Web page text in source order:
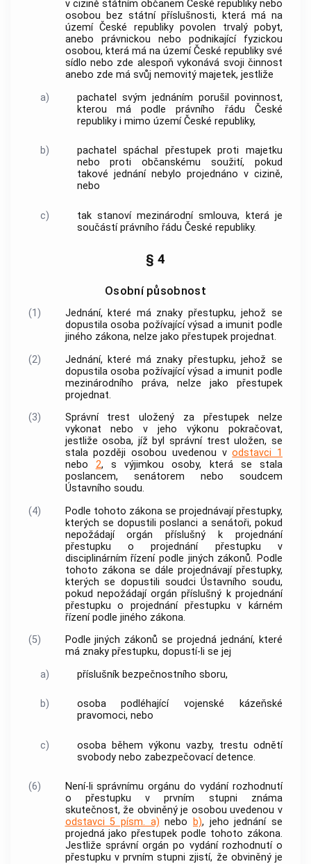
v cizině státním občanem České republiky nebo
osobou bez státní příslušnosti, která má na
území České republiky povolen trvalý pobyt,
anebo právnickou nebo podnikající fyzickou
osobou, která má na území České republiky své
sídlo nebo zde alespoň vykonává svoji činnost
anebo zde má svůj nemovitý majetek, jestliže
a)
pachatel svým jednáním porušil povinnost,
kterou má podle právního řádu České
republiky i mimo území České republiky,
b)
pachatel spáchal přestupek proti majetku
nebo proti občanskému soužití, pokud
takové jednání nebylo projednáno v cizině,
nebo
c)
tak stanoví mezinárodní smlouva, která je
součástí právního řádu České republiky.
§ 4
Osobní působnost
(1)
Jednání, které má znaky přestupku, jehož se
dopustila osoba požívající výsad a imunit podle
jiného zákona, nelze jako přestupek projednat.
(2)
Jednání, které má znaky přestupku, jehož se
dopustila osoba požívající výsad a imunit podle
mezinárodního práva, nelze jako přestupek
projednat.
(3)
Správní trest uložený za přestupek nelze
vykonat nebo v jeho výkonu pokračovat,
jestliže osoba, jíž byl správní trest uložen, se
stala později osobou uvedenou vodstavci 1
nebo 2, s výjimkou osoby, která se stala
poslancem, senátorem nebo soudcem
Ústavního soudu.
(4)
Podle tohoto zákona se projednávají přestupky,
kterých se dopustili poslanci a senátoři, pokud
nepožádají orgán příslušný k projednání
přestupku o projednání přestupku v
disciplinárním řízení podle jiných zákonů. Podle
tohoto zákona se dále projednávají přestupky,
kterých se dopustili soudciÚstavního soudu,
pokud nepožádají orgán příslušný k projednání
přestupku o projednání přestupku v kárném
řízení podle jiného zákona.
(5)
Podle jiných zákonů se projedná jednání, které
má znaky přestupku, dopustí-li se jej
a)
příslušník bezpečnostního sboru,
b)
osoba podléhající vojenské kázeňské
pravomoci, nebo
c)
osoba během výkonu vazby, trestu odnětí
svobody nebo zabezpečovací detence.
(6)
Není-li správnímu orgánu do vydání rozhodnutí
o přestupku v prvním stupni známa
skutečnost, že obviněný je osobou uvedenou v
odstavci 5 písm. a) nebo b), jeho jednání se
projedná jako přestupek podle tohoto zákona.
Jestliže správní orgán po vydání rozhodnutí o
přestupku v prvním stupni zjistí, že obviněný je